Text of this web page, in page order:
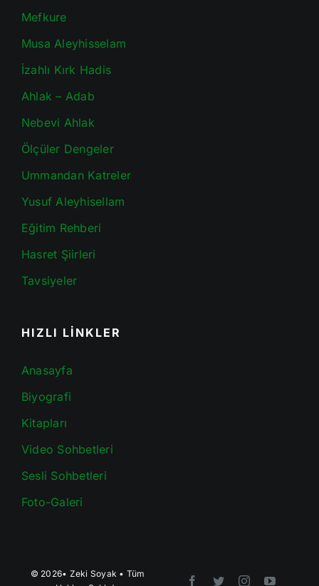
Mefkure
Musa Aleyhisselam
İzahlı Kırk Hadis
Ahlak – Adab
Nebevi Ahlak
Ölçüler Dengeler
Ummandan Katreler
Yusuf Aleyhisellam
Eğitim Rehberi
Hasret Şiirleri
Tavsiyeler
HIZLI LİNKLER
Anasayfa
Biyografi
Kitapları
Video Sohbetleri
Sesli Sohbetleri
Foto-Galeri
© 2026• Zeki Soyak • Tüm